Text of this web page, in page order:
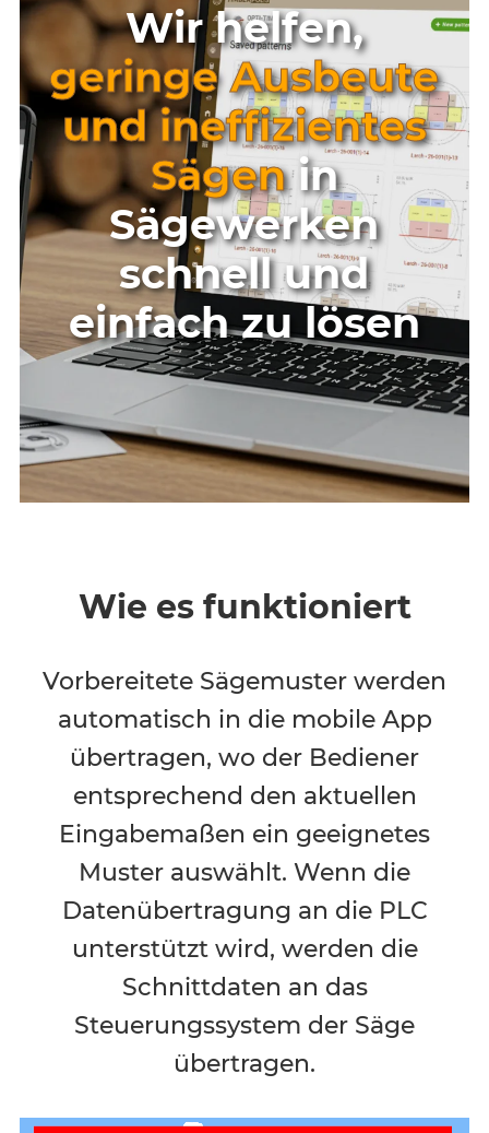
Wir helfen,
geringe Ausbeute
und ineffizientes
Sägenin
Sägewerken
schnell und
einfach zu lösen
Wie es funktioniert
Vorbereitete Sägemuster werden
automatisch in die mobile App
übertragen, wo der Bediener
entsprechend den aktuellen
Eingabemaßen ein geeignetes
Muster auswählt. Wenn die
Datenübertragung an die PLC
unterstützt wird, werden die
Schnittdaten an das
Steuerungssystem der Säge
übertragen.